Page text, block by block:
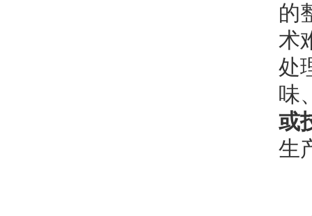
的
术
处
味
或
生